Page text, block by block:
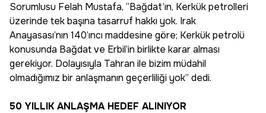
Sorumlusu Felah Mustafa, “Bağdat’ın, Kerkük petrolleri
üzerinde tek başına tasarruf hakkı yok. Irak
Anayasası’nın 140’ıncı maddesine göre; Kerkük petrolü
konusunda Bağdat ve Erbil’in birlikte karar alması
gerekiyor. Dolayısıyla Tahran ile bizim müdahil
olmadığımız bir anlaşmanın geçerliliği yok” dedi.
50 YILLIK ANLAŞMA HEDEF ALINIYOR